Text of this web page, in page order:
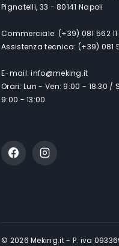
Pignatelli, 33 - 80141 Napoli
Commerciale: (+39) 081 562 11
Assistenza tecnica: (+39) 081
E-mail: info@meking.it
Orari: Lun - Ven: 9:00 - 18:30 /
9:00 - 13:00
© 2026 Meking.it - P. iva